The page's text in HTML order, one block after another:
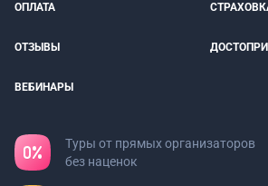
ОПЛАТА
ОТЗЫВЫ
ВЕБИНАРЫ
Туры от прямых организаторов
без наценок